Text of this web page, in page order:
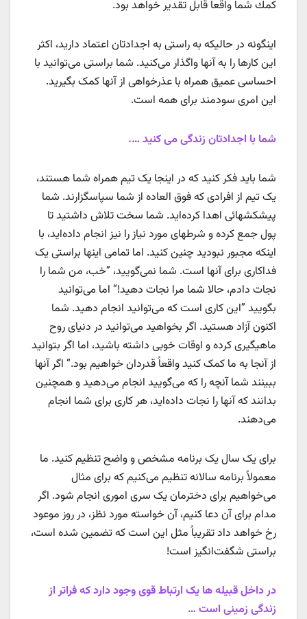
كمك شما واقعاً قابل تقدیر خواهد بود.
اینگونه در حالیکه به راستی به اجدادتان اعتماد دارید، اکثر
این کارها را به آنها واگذار می‌کنید. شما براستی می‌توانید با
احساسی عمیق همراه با عذرخواهی از آنها کمک بگیرید.
این امری سودمند برای همه است.
شما با اجدادتان زندگی می کنید ….
شما باید فکر کنید که در اینجا یک تیم همراه شما هستند،
یک تیم از افرادی که فوق العاده از شما سپاسگزارند. شما
پیشکشهائی اهدا کرده‌اید. شما سخت تلاش داشتید تا
پول جمع کرده و شرطهای مورد نیاز را نیز انجام داده‌اید، با
اینکه مجبور نبودید چنین کنید. اما تمامی اینها براستی یک
فداکاری برای آنها است. شما نمی‌گویید، ”خب، من شما را
نجات دادم، حالا شما مرا نجات دهید!“ اما می‌توانید
بگویید ”این کاری است که می‌توانید انجام دهید. شما
اکنون آزاد هستید. اگر بخواهید می‌توانید در دنیای روح
ماهیگیری کرده و اوقات خوبی داشته باشید، اما اگر بتوانید
از آنجا به ما کمک کنید واقعاً قدردان خواهیم بود.“ اگر آنها
ببینند شما آنچه را که می‌گویید انجام می‌دهید و همچنین
بدانند که آنها را نجات داده‌اید، هر کاری برای شما انجام
می‌دهند.
برای یک سال یک برنامه مشخص و واضح تنظیم کنید. ما
معمولاً برنامه سالانه‌ تنظیم می‌کنیم که برای مثال
می‌خواهیم برای دخترمان یک سری اموری انجام شود. اگر
مدام برای آن دعا کنیم، آن خواسته مورد نظز، در روز موعود
رخ خواهد داد تقریباً مثل این است که تضمین شده است،
براستی شگفت‌انگیز است!
در داخل قبیله ها یک ارتباط قوی وجود دارد که فراتر از
زندگی زمینی است …